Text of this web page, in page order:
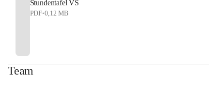
Stundentafel VS
PDF•0,12 MB
Team